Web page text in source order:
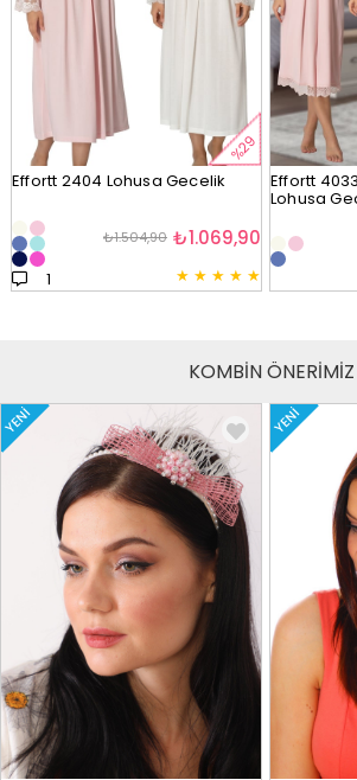
%29
Effortt 2404 Lohusa Gecelik
★ ★ ★ ★ ★
1
₺1.069,90
₺1.504,90
Effortt
Lohusa
KOMBİN ÖNERİMİZ
YENI YENI